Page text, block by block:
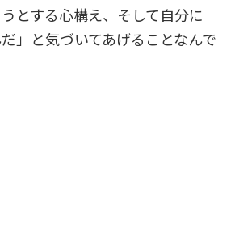
とする心構え、そして自分に
」と気づいてあげることなんで